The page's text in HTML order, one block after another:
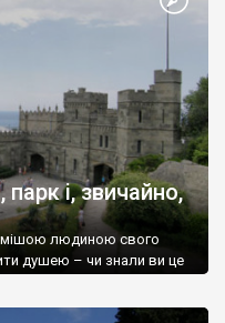
і, звичайно,
людиною свого
душею – чи знали ви це